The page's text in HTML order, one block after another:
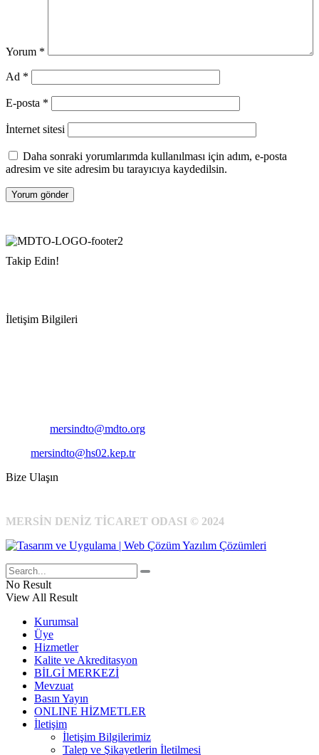
Yorum *
Ad *
E-posta *
İnternet sitesi
Daha sonraki yorumlarımda kullanılması için adım, e-posta
adresim ve site adresim bu tarayıcıya kaydedilsin.
Takip Edin!
İletişim Bilgileri
mersindto@mdto.org
mersindto@hs02.kep.tr
Bize Ulaşın
MERSİN DENİZ TİCARET ODASI © 2024
No Result
View All Result
Kurumsal
Üye
Hizmetler
Kalite ve Akreditasyon
BİLGİ MERKEZİ
Mevzuat
Basın Yayın
ONLINE HİZMETLER
İletişim
İletişim Bilgilerimiz
Talep ve Şikayetlerin İletilmesi